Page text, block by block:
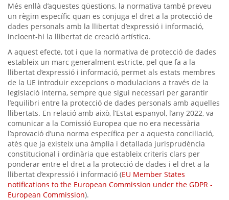
Més enllà d’aquestes qüestions, la normativa també preveu
un règim específic quan es conjuga el dret a la protecció de
dades personals amb la llibertat d’expressió i informació,
incloent-hi la llibertat de creació artística.
A aquest efecte, tot i que la normativa de protecció de dades
estableix un marc generalment estricte, pel que fa a la
llibertat d’expressió i informació, permet als estats membres
de la UE introduir excepcions o modulacions a través de la
legislació interna, sempre que sigui necessari per garantir
l’equilibri entre la protecció de dades personals amb aquelles
llibertats. En relació amb això, l’Estat espanyol, l’any 2022, va
comunicar a la Comissió Europea que no era necessària
l’aprovació d’una norma específica per a aquesta conciliació,
atès que ja existeix una àmplia i detallada jurisprudència
constitucional i ordinària que estableix criteris clars per
ponderar entre el dret a la protecció de dades i el dret a la
llibertat d’expressió i informació (EU Member States
notifications to the European Commission under the GDPR -
European Commission).